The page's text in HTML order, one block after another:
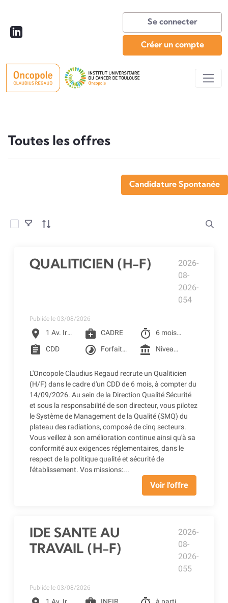
Se connecter
Créer un compte
Toutes les offres
Candidature Spontanée
Sélectionner les éléments
QUALITICIEN (H-F)
2026-
08-
2026-
054
Publiée le 03/08/2026
location_on 1 Av. Irène Joliot-Curie, Toulouse medical_services CADRE timer 6 mois à partir du 14/09/2026
assignment CDD timelapse Forfait jour 206 jours account_balance Niveau 6I de la grille conventionnelle des CLCC (3 005.42 € Brut) + Prime SEGUR (248.98 € Brut) + Reprise d'ancienneté
L'Oncopole Claudius Regaud recrute un Qualiticien
(H/F) dans le cadre d'un CDD de 6 mois, à compter du
14/09/2026. Au sein de la Direction Qualité Sécurité
et sous la responsabilité de son directeur, vous pilotez
le Système de Management de la Qualité (SMQ) du
plateau des radiations, composé de cinq secteurs.
Vous veillez à son amélioration continue ainsi qu'à sa
conformité aux exigences réglementaires, dans le
respect de la politique qualité et sécurité de
l'établissement. Vos missions:...
Voir l'offre
IDE SANTE AU
TRAVAIL (H-F)
2026-
08-
2026-
055
Publiée le 03/08/2026